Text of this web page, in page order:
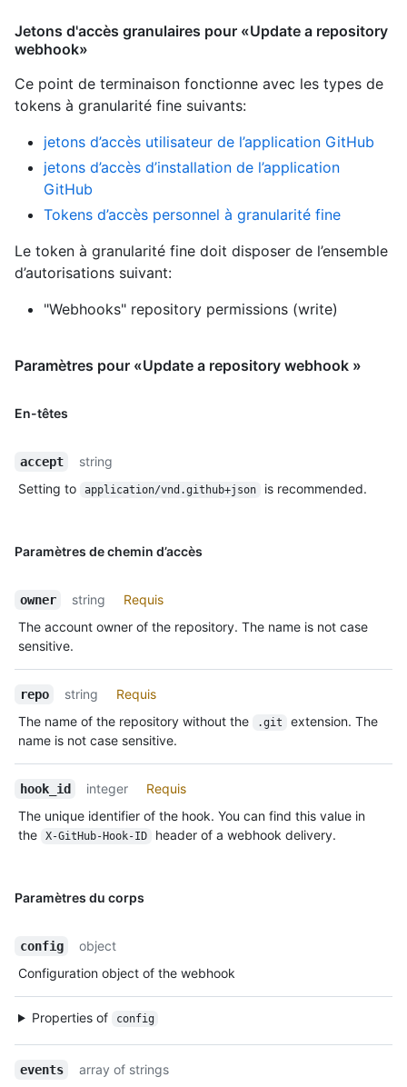
Jetons d'accès granulaires pour «Update a repository
webhook»
Ce point de terminaison fonctionne avec les types de
tokens à granularité fine suivants:
jetons d’accès utilisateur de l’application GitHub
jetons d’accès d’installation de l’application
GitHub
Tokens d’accès personnel à granularité fine
Le token à granularité fine doit disposer de l’ensemble
d’autorisations suivant:
"Webhooks" repository permissions (write)
Paramètres pour «Update a repository webhook »
En-têtes
accept
string
Setting to
application/vnd.github+json is recommended.
Paramètres de chemin d’accès
owner string
Requis
The account owner of the repository. The name is not case
sensitive.
repo string
Requis
The name of the repository without the
.git
extension. The
name is not case sensitive.
hook_id integer
Requis
The unique identifier of the hook. You can find this value in
the
X-GitHub-Hook-ID header of a webhook delivery.
Paramètres du corps
config
object
Configuration object of the webhook
Properties of config
events
array of strings